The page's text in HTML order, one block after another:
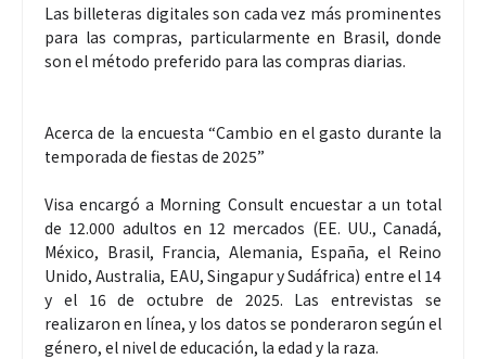
Las billeteras digitales son cada vez más prominentes
para las compras, particularmente en Brasil, donde
son el método preferido para las compras diarias.
Acerca de la encuesta “Cambio en el gasto durante la
temporada de fiestas de 2025”
Visa encargó a Morning Consult encuestar a un total
de 12.000 adultos en 12 mercados (EE. UU., Canadá,
México, Brasil, Francia, Alemania, España, el Reino
Unido, Australia, EAU, Singapur y Sudáfrica) entre el 14
y el 16 de octubre de 2025. Las entrevistas se
realizaron en línea, y los datos se ponderaron según el
género, el nivel de educación, la edad y la raza.